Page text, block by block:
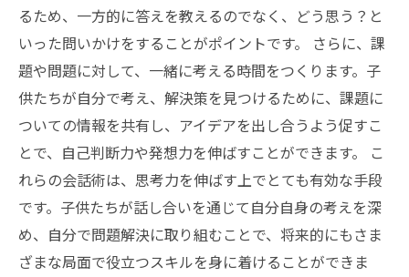
るため、一方的に答えを教えるのでなく、どう思う？と
いった問いかけをすることがポイントです。 さらに、課
題や問題に対して、一緒に考える時間をつくります。子
供たちが自分で考え、解決策を見つけるために、課題に
ついての情報を共有し、アイデアを出し合うよう促すこ
とで、自己判断力や発想力を伸ばすことができます。 こ
れらの会話術は、思考力を伸ばす上でとても有効な手段
です。子供たちが話し合いを通じて自分自身の考えを深
め、自分で問題解決に取り組むことで、将来的にもさま
ざまな局面で役立つスキルを身に着けることができま